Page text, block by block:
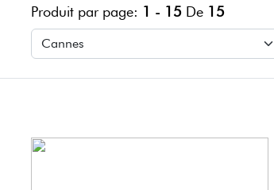
Produit par page: 1 - 15 De 15